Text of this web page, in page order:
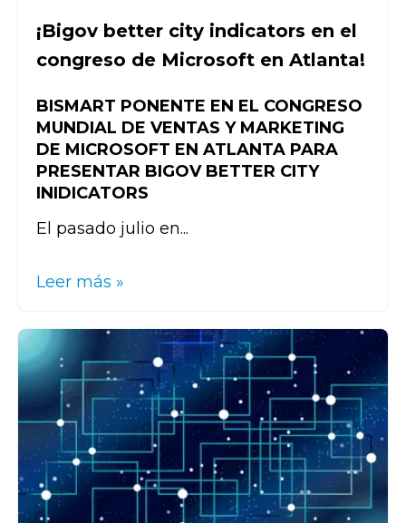
¡Bigov better city indicators en el
congreso de Microsoft en Atlanta!
BISMART PONENTE EN EL CONGRESO
MUNDIAL DE VENTAS Y MARKETING
DE MICROSOFT EN ATLANTA PARA
PRESENTAR BIGOV BETTER CITY
INIDICATORS
El pasado julio en...
Leer más »